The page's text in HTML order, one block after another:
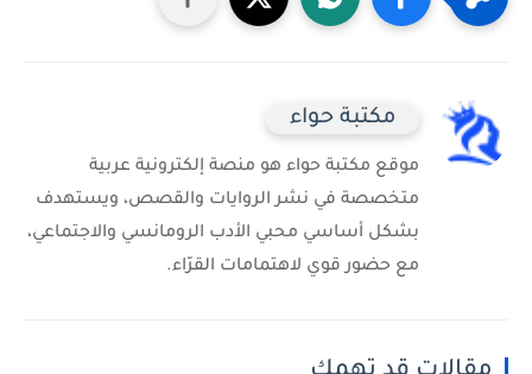
مكتبة حواء
موقع مكتبة حواء هو منصة إلكترونية عربية
متخصصة في نشر الروايات والقصص، ويستهدف
بشكل أساسي محبي الأدب الرومانسي والاجتماعي،
مع حضور قوي لاهتمامات القرّاء.